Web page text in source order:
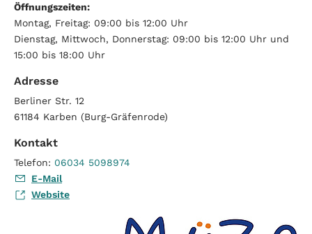
Öffnungszeiten:
Montag, Freitag: 09:00 bis 12:00 Uhr
Dienstag, Mittwoch, Donnerstag: 09:00 bis 12:00 Uhr und
15:00 bis 18:00 Uhr
Adresse
Berliner Str. 12
61184 Karben (Burg-Gräfenrode)
Kontakt
Telefon: 06034 5098974
E-Mail
Website